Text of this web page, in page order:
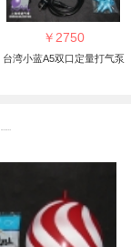
￥ 2750
台湾小蓝A5双口定量打气泵